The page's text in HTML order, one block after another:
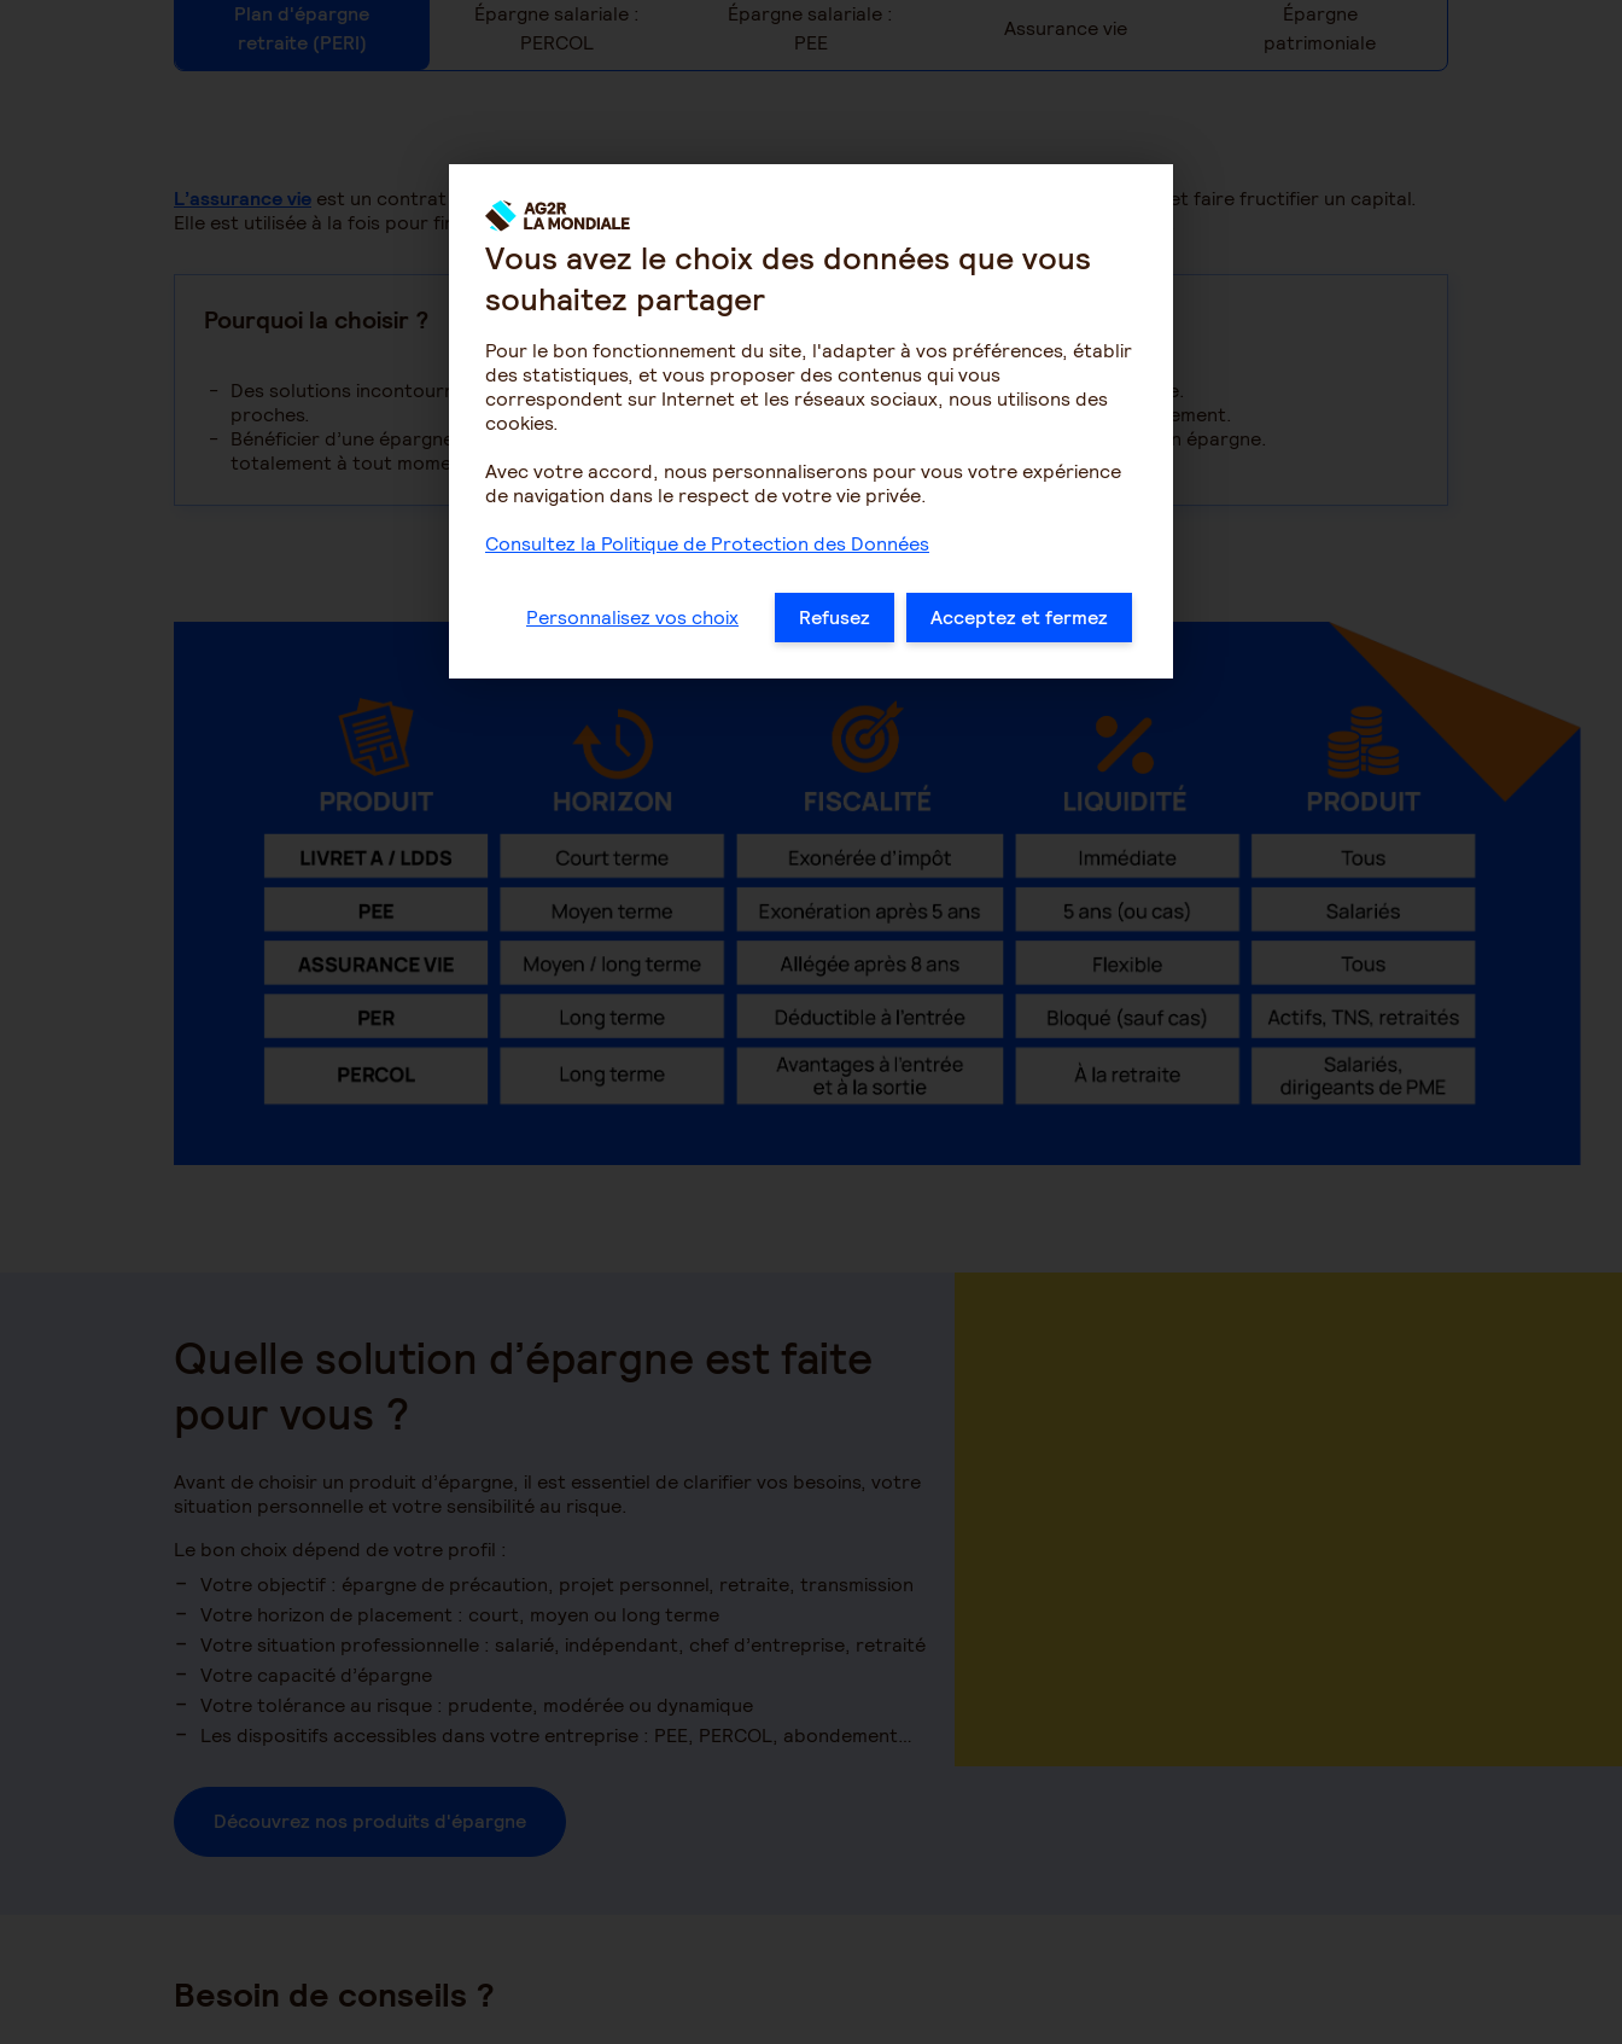
Plan d'épargne
retraite (PERI)
Épargne salariale :
PERCOL
Épargne salariale :
PEE
Assurance vie
Épargne
patrimoniale
L’assurance vie est un contrat d’épargne polyvalent, accessible à tous les profils, pour épargner à son rythme et faire fructifier un capital.
Elle est utilisée à la fois pour financer des projets à moyen terme et préparer la transmission de son patrimoine.
Pourquoi la choisir ?
Des solutions incontournables pour protéger l’avenir de vos
proches.
Bénéficier d’une épargne disponible partiellement ou
totalement à tout moment pour réaliser vos projets.
Transmission et fiscalité spécifique.
Diversité des supports d’investissement.
Possibilité de donner du sens à son épargne.
Quelle solution d’épargne est faite
pour vous ?
Avant de choisir un produit d’épargne, il est essentiel de clarifier vos besoins, votre
situation personnelle et votre sensibilité au risque.
Le bon choix dépend de votre profil :
Votre objectif : épargne de précaution, projet personnel, retraite, transmission
Votre horizon de placement : court, moyen ou long terme
Votre situation professionnelle : salarié, indépendant, chef d’entreprise, retraité
Votre capacité d’épargne
Votre tolérance au risque : prudente, modérée ou dynamique
Les dispositifs accessibles dans votre entreprise : PEE, PERCOL, abondement…
Découvrez nos produits d'épargne
Besoin de conseils ?
Vous avez le choix des données que vous
souhaitez partager
Pour le bon fonctionnement du site, l'adapter à vos préférences, établir
des statistiques, et vous proposer des contenus qui vous
correspondent sur Internet et les réseaux sociaux, nous utilisons des
cookies.
Avec votre accord, nous personnaliserons pour vous votre expérience
de navigation dans le respect de votre vie privée.
Consultez la Politique de Protection des Données
Personnalisez vos choix Refusez Acceptez et fermez